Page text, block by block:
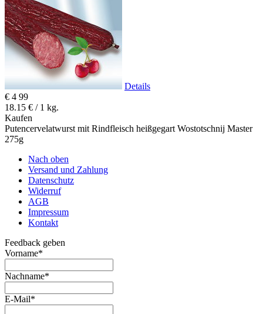
Details
€ 4 99
18.15 € / 1 kg.
Kaufen
Putencervelatwurst mit Rindfleisch heißgegart Wostotschnij Master
275g
Nach oben
Versand und Zahlung
Datenschutz
Widerruf
AGB
Impressum
Kontakt
Feedback geben
Vorname*
Nachname*
E-Mail*